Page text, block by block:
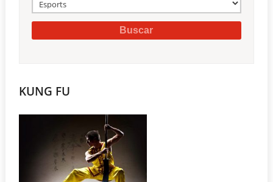
KUNG FU